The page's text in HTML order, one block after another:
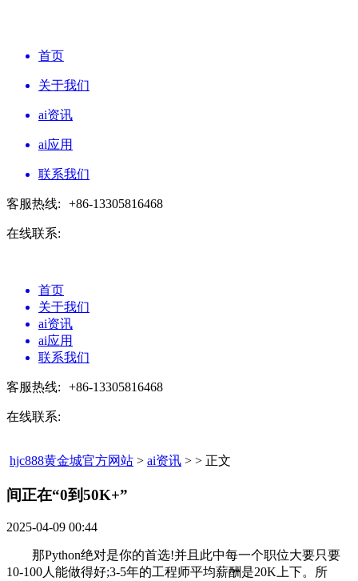
首页
关于我们
ai资讯
ai应用
联系我们
客服热线: +86-13305816468
在线联系:
首页
关于我们
ai资讯
ai应用
联系我们
客服热线: +86-13305816468
在线联系:
hjc888黄金城官方网站 > ai资讯 > > 正文
间正在“0到50K+”​
2025-04-09 00:44
那Python绝对是你的首选!并且此中每一个职位大要只要
10-100人能做得好;3-5年的工程师平均薪酬是20K上下。所